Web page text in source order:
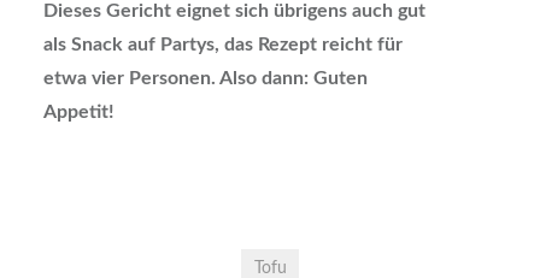
Dieses Gericht eignet sich übrigens auch gut
als Snack auf Partys, das Rezept reicht für
etwa vier Personen. Also dann: Guten
Appetit!
Tofu